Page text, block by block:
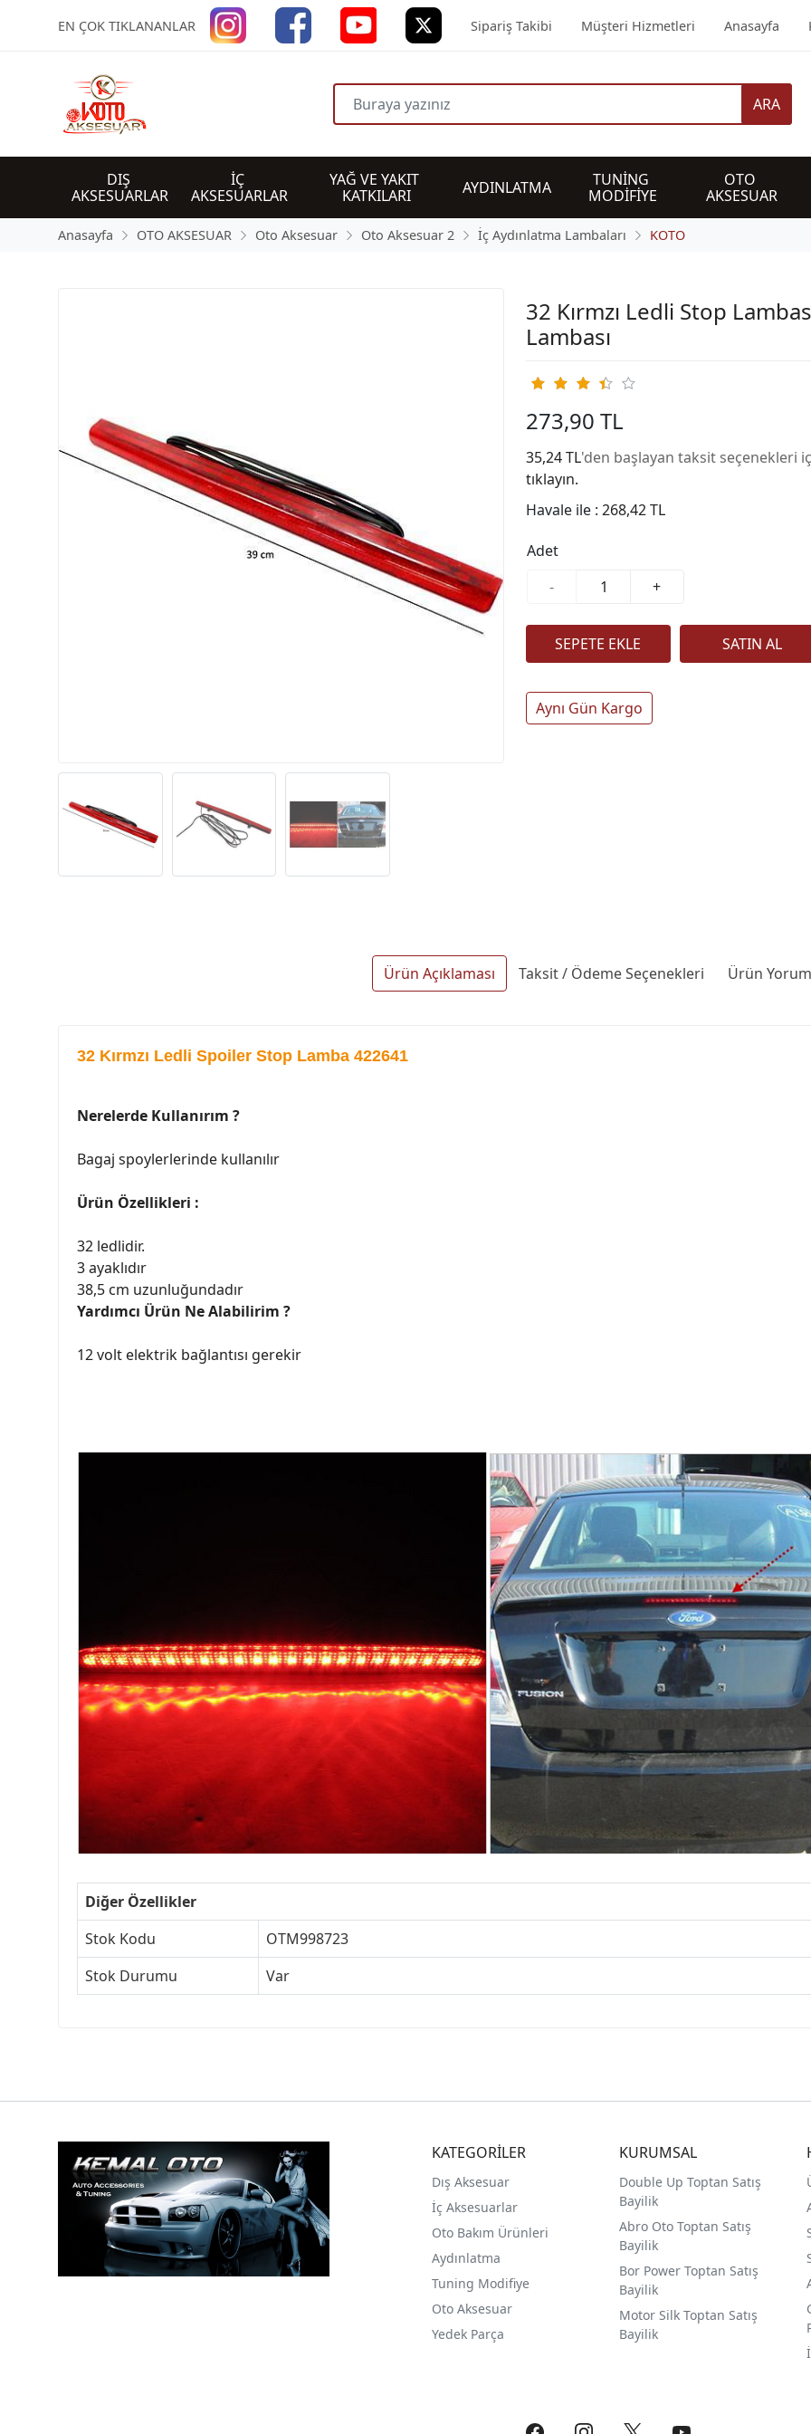
EN ÇOK TIKLANANLAR Sipariş Takibi Müşteri Hizmetleri Anasayfa
ARA
DIŞ
AKSESUARLAR
İÇ
AKSESUARLAR
YAĞ VE YAKIT
KATKILARI
AYDINLATMA
TUNİNG
MODİFİYE
OTO
AKSESUAR
Anasayfa OTO AKSESUAR Oto Aksesuar Oto Aksesuar 2 İç Aydınlatma Lambaları KOTO
32 Kırmzı Ledli Stop
Lambası
273,90 TL
35,24 TL'den başlayan taksit seçenekleri
tıklayın.
Havale ile : 268,42 TL
Adet
-
+
Aynı Gün Kargo
Ürün Açıklaması Taksit / Ödeme Seçenekleri Ürün
32 Kırmzı Ledli Spoiler Stop Lamba 422641
Nerelerde Kullanırım ?
Bagaj spoylerlerinde kullanılır
Ürün Özellikleri :
32 ledlidir.
3 ayaklıdır
38,5 cm uzunluğundadır
Yardımcı Ürün Ne Alabilirim ?
12 volt elektrik bağlantısı gerekir
Diğer Özellikler
Stok Kodu
OTM998723
Stok Durumu
Var
KATEGORİLER
Dış Aksesuar
İç Aksesuarlar
Oto Bakım Ürünleri
Aydınlatma
Tuning Modifiye
Oto Aksesuar
Yedek Parça
KURUMSAL
Double Up Toptan Satış
Bayilik
Abro Oto Toptan Satış
Bayilik
Bor Power Toptan Satış
Bayilik
Motor Silk Toptan Satış
Bayilik